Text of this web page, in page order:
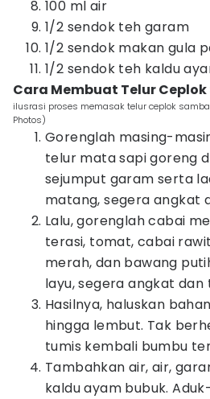
100 ml air
1/2 sendok teh garam
1/2 sendok makan gula
1/2 sendok teh kaldu
Cara Membuat Telur
ilusrasi proses memasak telur ceplok
Photos)
Gorenglah masing-
telur mata sapi goreng
sejumput garam serta
matang, segera angkat
Lalu, gorenglah cabai
terasi, tomat, cabai
merah, dan bawang
layu, segera angkat dan
Hasilnya, haluskan
hingga lembut. Tak
tumis kembali bumbu
Tambahkan air, air,
kaldu ayam bubuk.